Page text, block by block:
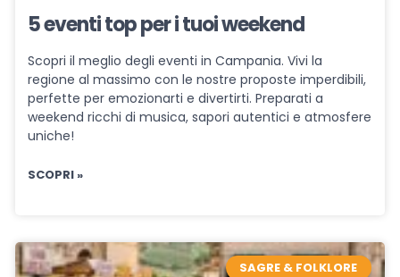
5 eventi top per i tuoi weekend
Scopri il meglio degli eventi in Campania. Vivi la
regione al massimo con le nostre proposte imperdibili,
perfette per emozionarti e divertirti. Preparati a
weekend ricchi di musica, sapori autentici e atmosfere
uniche!
SCOPRI »
SAGRE & FOLKLORE